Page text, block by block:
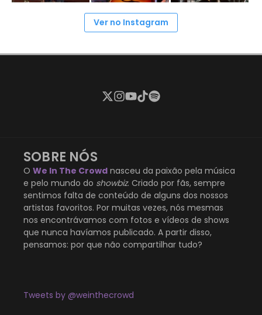
Ver no Instagram
SOBRE NÓS
O We In The Crowd nasceu da paixão pela música
e pelo mundo do showbiz. Criado por fãs, sempre
sentimos falta de conteúdo de alguns dos nossos
artistas favoritos. Por muitas vezes, nós mesmas
nos encontrávamos com fotos e vídeos de shows
que nunca havíamos publicado. A partir disso,
pensamos: por que não compartilhar tudo?
Tweets by @weinthecrowd